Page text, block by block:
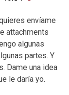
envíame
attachments
algunas
partes. Y
Dame una idea
le daría yo.